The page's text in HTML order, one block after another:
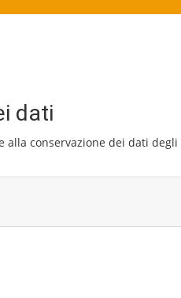
dati
conservazione dei dati